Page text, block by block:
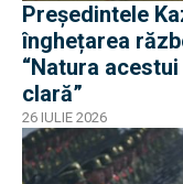
Președintele
înghețarea
“Natura
clară”
26 IULIE 2026